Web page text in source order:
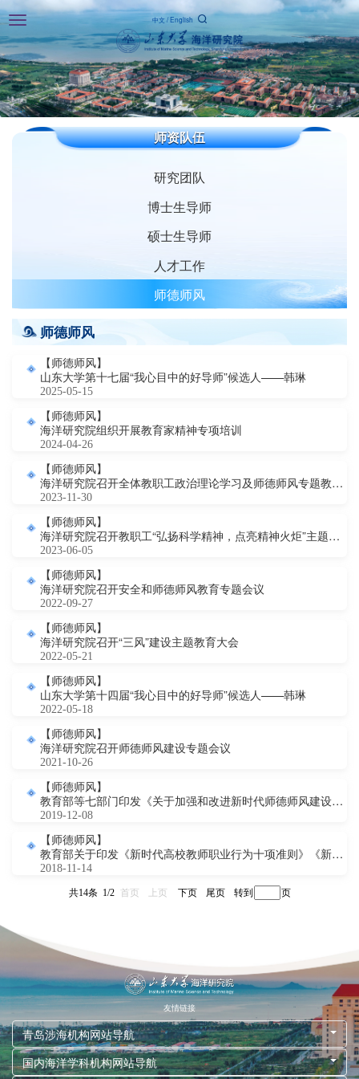
Toggle
navigation
中文/English
师资队伍
研究团队
博士生导师
硕士生导师
人才工作
师德师风
师德师风
【师德师风】
山东大学第十七届“我心目中的好导师”候选人——韩琳
2025-05-15
【师德师风】
海洋研究院组织开展教育家精神专项培训
2024-04-26
【师德师风】
海洋研究院召开全体教职工政治理论学习及师德师风专题教育活动
2023-11-30
【师德师风】
海洋研究院召开教职工“弘扬科学精神，点亮精神火炬”主题教育专题学习会
2023-06-05
【师德师风】
海洋研究院召开安全和师德师风教育专题会议
2022-09-27
【师德师风】
海洋研究院召开“三风”建设主题教育大会
2022-05-21
【师德师风】
山东大学第十四届“我心目中的好导师”候选人——韩琳
2022-05-18
【师德师风】
海洋研究院召开师德师风建设专题会议
2021-10-26
【师德师风】
教育部等七部门印发《关于加强和改进新时代师德师风建设的意见》的通知
2019-12-08
【师德师风】
教育部关于印发《新时代高校教师职业行为十项准则》《新时代中小学教师职业行为十项准则》《新时代幼儿园教师职业行为十项准则》的通知
2018-11-14
共14条 1/2 首页 上页 下页 尾页 页
友情链接
青岛涉海机构网站导航
国内海洋学科机构网站导航